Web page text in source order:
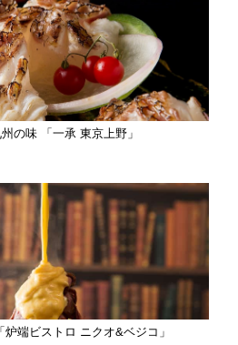
の味 「一承 東京上野」
端ビストロ ニクオ&ベジコ」